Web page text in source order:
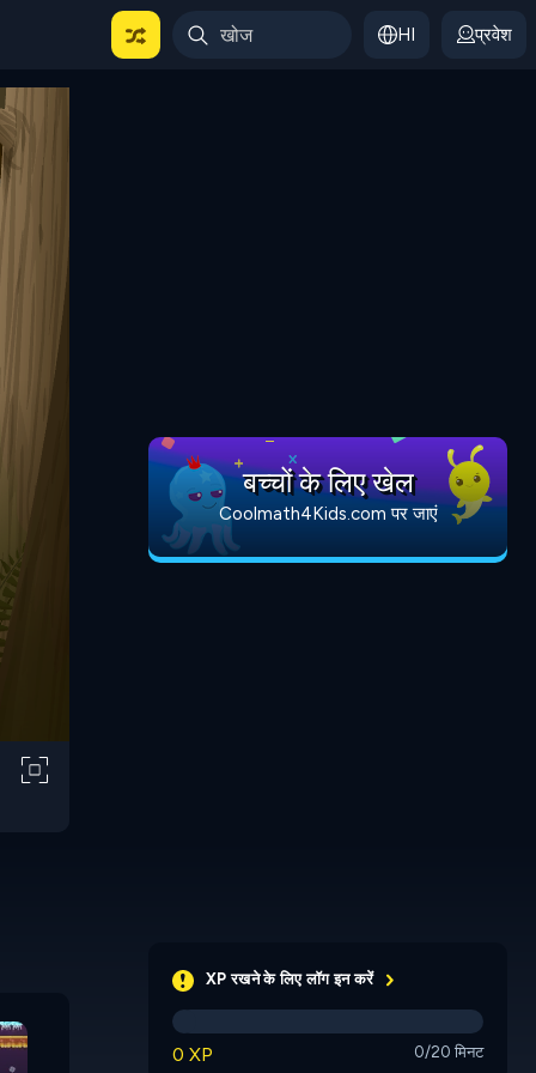
HI प्रवेश
Get To the Other
Side
Jelly
बच्चों के लिए खेल
Coolmath4Kids.com पर जाएं
XP रखने के लिए लॉग इन करें
0 XP 0/20 मिनट